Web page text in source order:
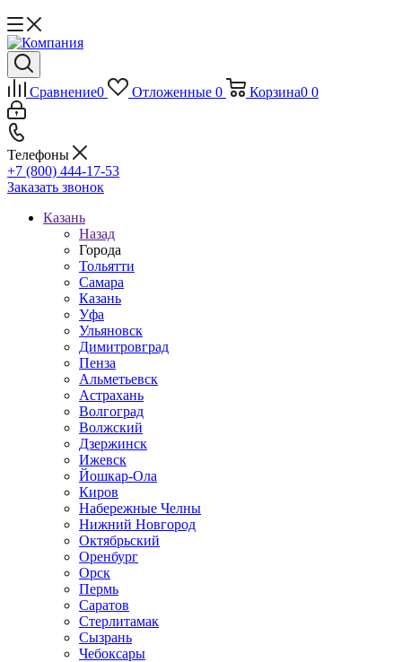
Сравнение0 Отложенные 0 Корзина0 0
Телефоны
+7 (800) 444-17-53
Заказать звонок
Казань
Назад
Города
Тольятти
Самара
Казань
Уфа
Ульяновск
Димитровград
Пенза
Альметьевск
Астрахань
Волгоград
Волжский
Дзержинск
Ижевск
Йошкар-Ола
Киров
Набережные Челны
Нижний Новгород
Октябрьский
Оренбург
Орск
Пермь
Саратов
Стерлитамак
Сызрань
Чебоксары